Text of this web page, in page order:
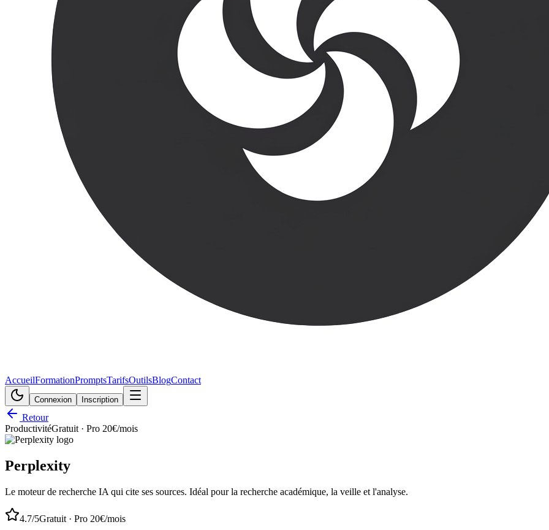
AccueilFormationPromptsTarifsOutilsBlogContact
Connexion Inscription
Retour
ProductivitéGratuit · Pro 20€/mois
Perplexity
Le moteur de recherche IA qui cite ses sources. Idéal pour la recherche académique, la veille et l'analyse.
4.7/5Gratuit · Pro 20€/mois